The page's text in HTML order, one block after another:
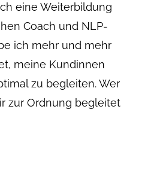
eine Weiterbildung
Coach und NLP-
ich mehr und mehr
meine Kundinnen
zu begleiten. Wer
zur Ordnung begleitet